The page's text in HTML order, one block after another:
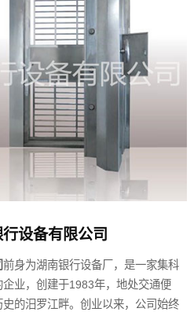
设备有限公司
前身为湖南银行设备厂，是一家集科
业，创建于1983年，地处交通便
的汨罗江畔。创业以来，公司始终